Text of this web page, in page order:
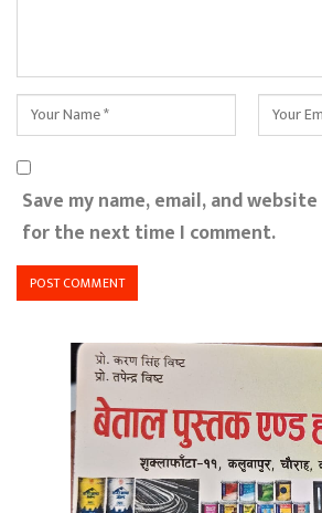
Save my name, email, and
for the next time I comment.